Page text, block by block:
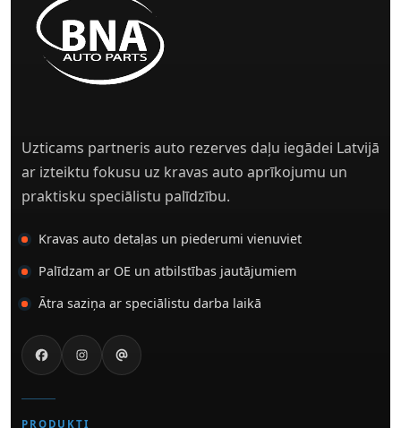
Uzticams partneris auto rezerves daļu iegādei Latvijā
ar izteiktu fokusu uz kravas auto aprīkojumu un
praktisku speciālistu palīdzību.
Kravas auto detaļas un piederumi vienuviet
Palīdzam ar OE un atbilstības jautājumiem
Ātra saziņa ar speciālistu darba laikā
PRODUKTI